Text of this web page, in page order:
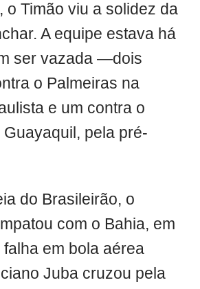
o Timão viu a solidez da
A equipe estava há
ser vazada —dois
o Palmeiras na
e um contra o
Guayaquil, pela pré-
do Brasileirão, o
com o Bahia, em
em bola aérea
Juba cruzou pela